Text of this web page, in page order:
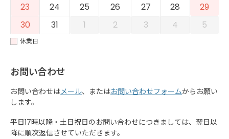
23
24 25 26 27 28
29
30
31 1 2 3 4 5
休業日
お問い合わせ
お問い合わせはメール、またはお問い合わせフォームからお願い
します。
平日17時以降・土日祝日のお問い合わせにつきましては、翌日以
降に順次返信させていただきます。